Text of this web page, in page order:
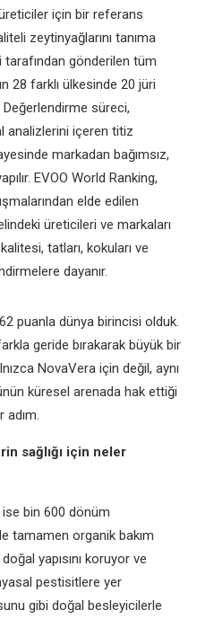
için bir referans
zeytinyağlarını tanıma
tarafından gönderilen tüm
28 farklı ülkesinde 20 jüri
süreci,
analizlerini içeren titiz
markadan bağımsız,
EVOO World Ranking,
elde edilen
üreticileri ve markaları
tatları, kokuları ve
dayanır.
puanla dünya birincisi olduk.
geride bırakarak büyük bir
NovaVera için değil, aynı
küresel arenada hak ettiği
adım.
sağlığı için neler
ise bin 600 dönüm
tamamen organik bakım
yapısını koruyor ve
pestisitlere yer
gibi doğal besleyicilerle